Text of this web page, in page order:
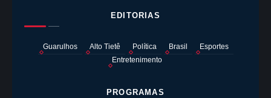
EDITORIAS
Guarulhos Alto Tietê Política Brasil
Esportes
Entretenimento
PROGRAMAS